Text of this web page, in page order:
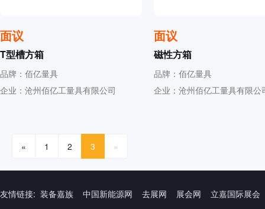
面议
T型槽方箱
品牌：佰亿量具
企业：沧州佰亿工量具有限公司
面议
磁性方箱
品牌：佰亿量具
企业：沧州佰亿工量具有限公
« 1 2 3 »
友情链接: 装备嘉族 中国新能源网 去展网 展会网 立嘉国际展会